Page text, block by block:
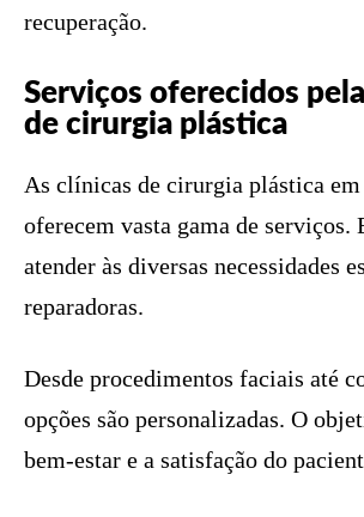
recuperação.
Serviços oferecidos
de cirurgia plástica
As clínicas de cirurgia plástica
oferecem vasta gama de serviços.
atender às diversas necessidades
reparadoras.
Desde procedimentos faciais até
opções são personalizadas. O
bem-estar e a satisfação do